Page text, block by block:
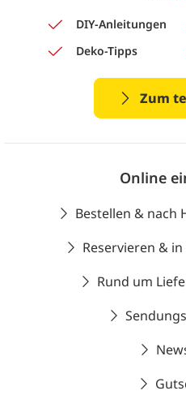
DIY-Anleitungen
Deko-Tipps
Zum
Online
Bestellen & nach
Reservieren &
Rund um